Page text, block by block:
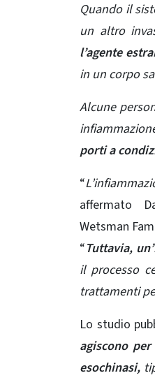
Quando il
un altro
l’agente
in un corpo
Alcune
porti a
“
affermato
Wetsman
“Tuttavia,
il processo
trattamenti
Lo studio
agiscono
esochinasi,